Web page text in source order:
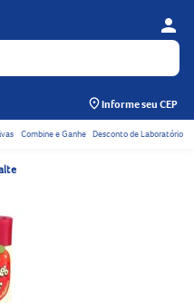
person
Informe seu CEP
rápidos do cabeçalho
Combine e Ganhe Desconto de Laboratório